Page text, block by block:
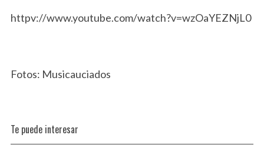
httpv://www.youtube.com/watch?v=wzOaYEZNjL0
Fotos: Musicauciados
Te puede interesar